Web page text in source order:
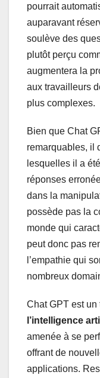
pourrait
auparavant
soulève des
plutôt perçu
augmentera la
aux travailleurs
plus complexes.
Bien que Chat
remarquables, il
lesquelles il a
réponses
dans la
possède pas la
monde qui
peut donc pas
l’empathie qui
nombreux
Chat GPT est un
l’intelligence
amenée à se
offrant de
applications.